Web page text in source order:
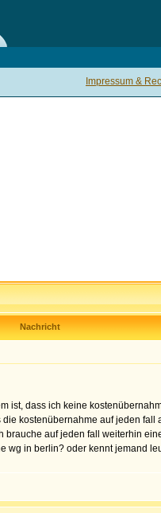
Nachricht
dass ich keine
kostenübernahme auf jeden
auf jeden fall weiterhin
in berlin? oder kennt jemand
Impressum &